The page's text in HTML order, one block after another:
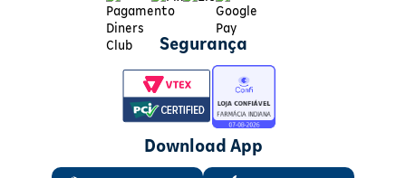
Segurança
Download App